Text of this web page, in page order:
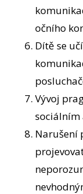
očního
Dítě se
Vývoj
sociálním
Narušení